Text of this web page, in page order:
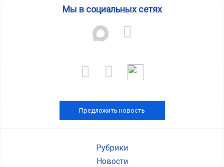
Мы в социальных сетях
Предложить новость
Рубрики
Новости